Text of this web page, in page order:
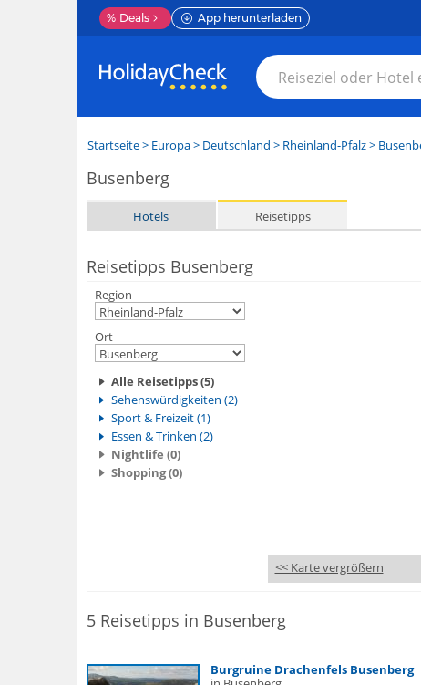
% Deals App herunterladen
Startseite> Europa> Deutschland > Rheinland-Pfalz>
Busenberg
Hotels Reisetipps
Reisetipps Busenberg
Region
Ort
Alle Reisetipps (5)
Sehenswürdigkeiten (2)
Sport & Freizeit (1)
Essen & Trinken (2)
Nightlife (0)
Shopping (0)
<< Karte vergrößern
5 Reisetipps in Busenberg
Burgruine Drachenfels Busenberg